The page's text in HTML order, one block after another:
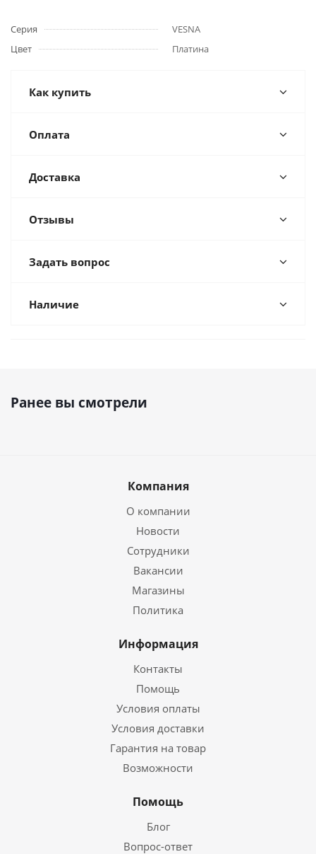
Серия
VESNA
Цвет
Платина
Как купить
Оплата
Доставка
Отзывы
Задать вопрос
Наличие
Ранее вы смотрели
Компания
О компании
Новости
Сотрудники
Вакансии
Магазины
Политика
Информация
Контакты
Помощь
Условия оплаты
Условия доставки
Гарантия на товар
Возможности
Помощь
Блог
Вопрос-ответ